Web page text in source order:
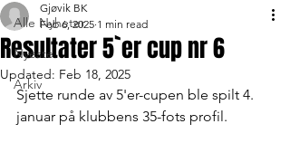
Alle Nyheter
Nyeste
Arkiv
Resultater 5`er cup nr 6
Gjøvik BK
Feb 6, 2025 1 min read
Updated: Feb 18, 2025
Sjette runde av 5'er-cupen ble spilt 4.
januar på klubbens 35-fots profil.